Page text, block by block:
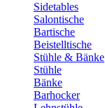
Sidetables
Salontische
Bartische
Beistelltische
Stühle & Bänke
Stühle
Bänke
Barhocker